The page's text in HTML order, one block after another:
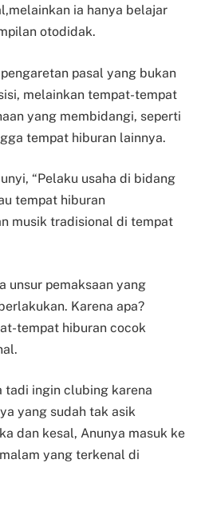
ia hanya belajar
otodidak.
pasal yang bukan
melainkan tempat-tempat
yang membidangi, seperti
tempat hiburan lainnya.
“Pelaku usaha di bidang
tempat hiburan
musik tradisional di tempat
unsur pemaksaan yang
Karena apa?
tempat hiburan cocok
tadi ingin clubing karena
yang sudah tak asik
dan kesal, Anunya masuk ke
yang terkenal di